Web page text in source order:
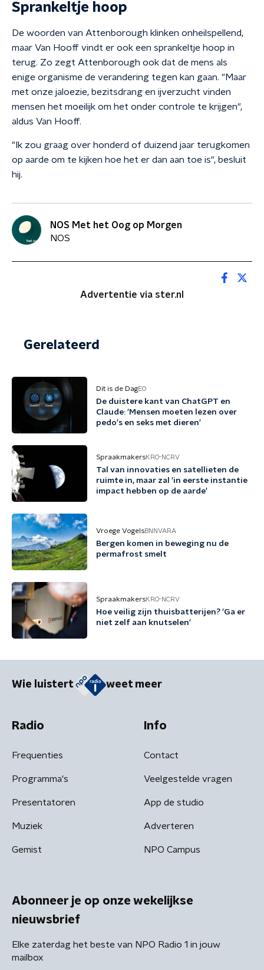
Sprankeltje hoop
De woorden van Attenborough klinken onheilspellend,
maar Van Hooff vindt er ook een sprankeltje hoop in
terug. Zo zegt Attenborough ook dat de mens als
enige organisme de verandering tegen kan gaan. "Maar
met onze jaloezie, bezitsdrang en ijverzucht vinden
mensen het moeilijk om het onder controle te krijgen",
aldus Van Hooff.
"Ik zou graag over honderd of duizend jaar terugkomen
op aarde om te kijken hoe het er dan aan toe is", besluit
hij.
NOS Met het Oog op Morgen
NOS
Advertentie via ster.nl
Gerelateerd
Dit is de DagEO
De duistere kant van ChatGPT en
Claude: 'Mensen moeten lezen over
pedo's en seks met dieren'
SpraakmakersKRO-NCRV
Tal van innovaties en satellieten de
ruimte in, maar zal 'in eerste instantie
impact hebben op de aarde'
Vroege VogelsBNNVARA
Bergen komen in beweging nu de
permafrost smelt
SpraakmakersKRO-NCRV
Hoe veilig zijn thuisbatterijen? 'Ga er
niet zelf aan knutselen'
Wie luistert weet meer
Radio
Frequenties
Programma's
Presentatoren
Muziek
Gemist
Info
Contact
Veelgestelde vragen
App de studio
Adverteren
NPO Campus
Abonneer je op onze wekelijkse
nieuwsbrief
Elke zaterdag het beste van NPO Radio 1 in jouw
mailbox